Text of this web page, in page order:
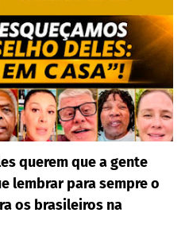
querem que a gente
lembrar para sempre o
os brasileiros na